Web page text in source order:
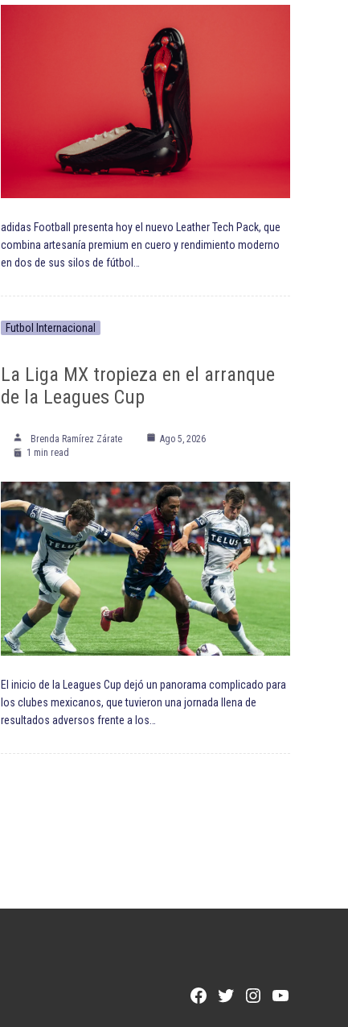
adidas Football presenta hoy el nuevo Leather Tech Pack, que
combina artesanía premium en cuero y rendimiento moderno
en dos de sus silos de fútbol…
Futbol Internacional
La Liga MX tropieza en el arranque
de la Leagues Cup
Brenda Ramírez Zárate
Ago 5, 2026
1 min read
El inicio de la Leagues Cup dejó un panorama complicado para
los clubes mexicanos, que tuvieron una jornada llena de
resultados adversos frente a los…
Facebook
TwitterInstagram
YouTube